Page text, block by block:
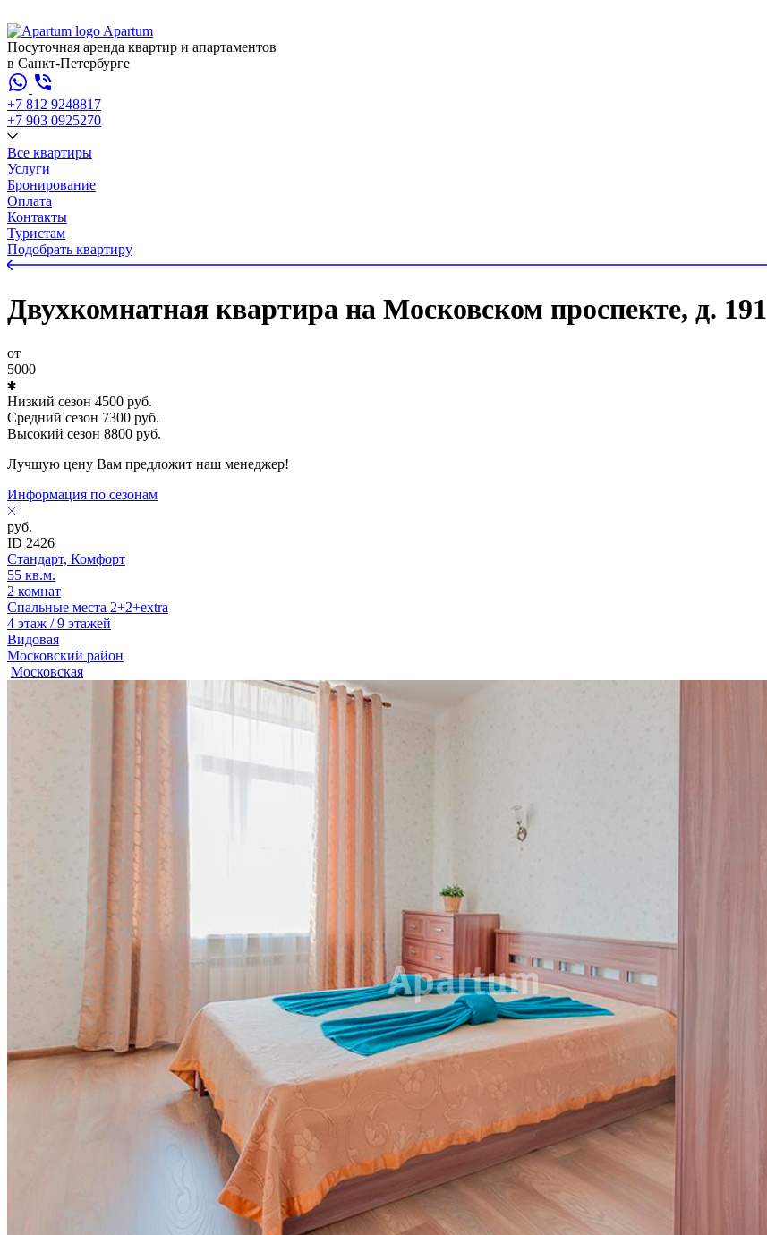
Apartum
Посуточная аренда квартир и апартаментов
в Санкт-Петербурге
+7 812 9248817
+7 903 0925270
Все квартиры
Услуги
Бронирование
Оплата
Контакты
Туристам
Подобрать квартиру
Двухкомнатная квартира на Московском проспекте, д. 191
от
5000
Низкий сезон 4500 руб.
Средний сезон 7300 руб.
Высокий сезон 8800 руб.
Лучшую цену Вам предложит наш менеджер!
Информация по сезонам
руб.
ID 2426
Стандарт, Комфорт
55 кв.м.
2 комнат
Спальные места 2+2+extra
4 этаж / 9 этажей
Видовая
Московский район
Московская